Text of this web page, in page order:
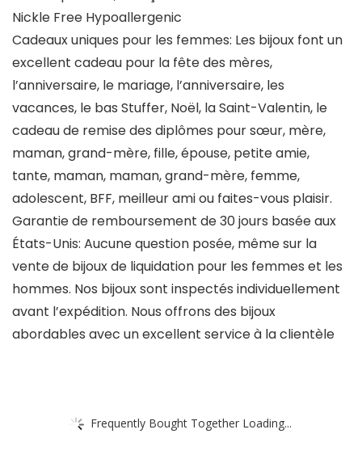
Nickle Free Hypoallergenic
Cadeaux uniques pour les femmes: Les bijoux font un
excellent cadeau pour la fête des mères,
l’anniversaire, le mariage, l’anniversaire, les
vacances, le bas Stuffer, Noël, la Saint-Valentin, le
cadeau de remise des diplômes pour sœur, mère,
maman, grand-mère, fille, épouse, petite amie,
tante, maman, maman, grand-mère, femme,
adolescent, BFF, meilleur ami ou faites-vous plaisir.
Garantie de remboursement de 30 jours basée aux
États-Unis: Aucune question posée, même sur la
vente de bijoux de liquidation pour les femmes et les
hommes. Nos bijoux sont inspectés individuellement
avant l’expédition. Nous offrons des bijoux
abordables avec un excellent service à la clientèle
Frequently Bought Together Loading...